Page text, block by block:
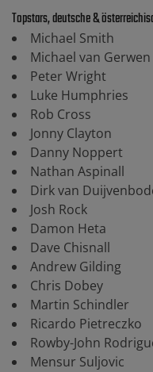
Topstars, deutsche &
Michael Smith
Michael van Gerwen
Peter Wright
Luke Humphries
Rob Cross
Jonny Clayton
Danny Noppert
Nathan Aspinall
Dirk van
Josh Rock
Damon Heta
Dave Chisnall
Andrew Gilding
Chris Dobey
Martin Schindler
Ricardo Pietreczko
Rowby-John
Mensur Suljovic